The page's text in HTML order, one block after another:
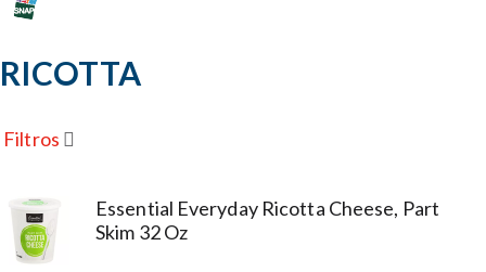
RICOTTA
Filtros
Essential Everyday Ricotta Cheese, Part
Skim 32 Oz